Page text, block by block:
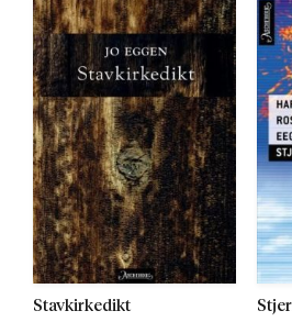
Stavkirkedikt